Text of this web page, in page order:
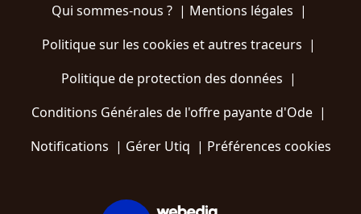
Qui sommes-nous ?| Mentions légales |
Politique sur les cookies et autres traceurs |
Politique de protection des données |
Conditions Générales de l'offre payante d'Ode |
Notifications | Gérer Utiq | Préférences cookies